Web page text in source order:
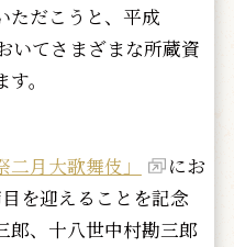
ただこうと、平成
いてさまざまな所蔵資
。
月大歌舞伎」
にお
を迎えることを記念
郎、十八世中村勘三郎